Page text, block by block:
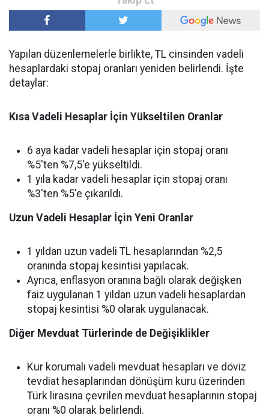
Yapılan düzenlemelerle birlikte, TL cinsinden vadeli
hesaplardaki stopaj oranları yeniden belirlendi. İşte
detaylar:
Kısa Vadeli Hesaplar İçin Yükseltilen Oranlar
6 aya kadar vadeli hesaplar için stopaj oranı
%5'ten %7,5'e yükseltildi.
1 yıla kadar vadeli hesaplar için stopaj oranı
%3'ten %5'e çıkarıldı.
Uzun Vadeli Hesaplar İçin Yeni Oranlar
1 yıldan uzun vadeli TL hesaplarından %2,5
oranında stopaj kesintisi yapılacak.
Ayrıca, enflasyon oranına bağlı olarak değişken
faiz uygulanan 1 yıldan uzun vadeli hesaplardan
stopaj kesintisi %0 olarak uygulanacak.
Diğer Mevduat Türlerinde de Değişiklikler
Kur korumalı vadeli mevduat hesapları ve döviz
tevdiat hesaplarından dönüşüm kuru üzerinden
Türk lirasına çevrilen mevduat hesaplarının stopaj
oranı %0 olarak belirlendi.